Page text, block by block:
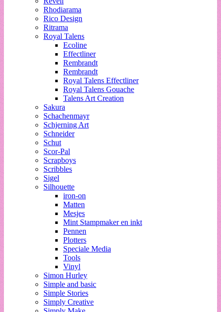
Rhodiarama
Rico Design
Ritrama
Royal Talens
Ecoline
Effectliner
Rembrandt
Rembrandt
Royal Talens Effectliner
Royal Talens Gouache
Talens Art Creation
Sakura
Schachenmayr
Schjerning Art
Schneider
Schut
Scor-Pal
Scrapboys
Scribbles
Sigel
Silhouette
iron-on
Matten
Mesjes
Mint Stampmaker en inkt
Pennen
Plotters
Speciale Media
Tools
Vinyl
Simon Hurley
Simple and basic
Simple Stories
Simply Creative